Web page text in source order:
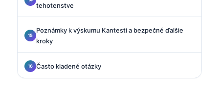
tehotenstve
Poznámky k výskumu Kantesti a bezpečné ďalšie
kroky
Často kladené otázky